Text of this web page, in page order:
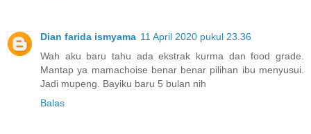
Dian farida ismyama 11 April 2020 pukul 23.36
Wah aku baru tahu ada ekstrak kurma dan food grade.
Mantap ya mamachoise benar benar pilihan ibu menyusui.
Jadi mupeng. Bayiku baru 5 bulan nih
Balas